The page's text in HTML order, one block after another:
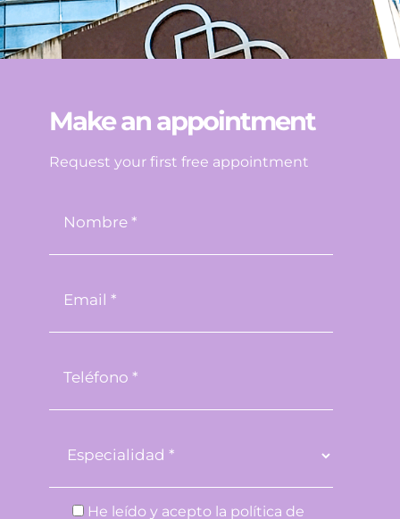
Make an appointment
Request your first free appointment
He leído y acepto la política de